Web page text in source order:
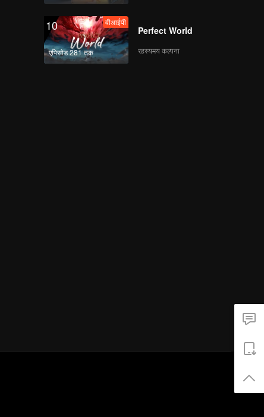
10
एपिसोड 281 तक
वीआईपी
Perfect World
रहस्यमय कल्पना